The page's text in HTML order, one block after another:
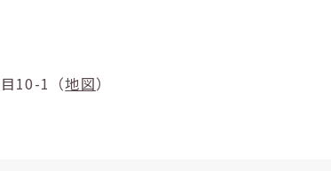
丁目10-1（地図）